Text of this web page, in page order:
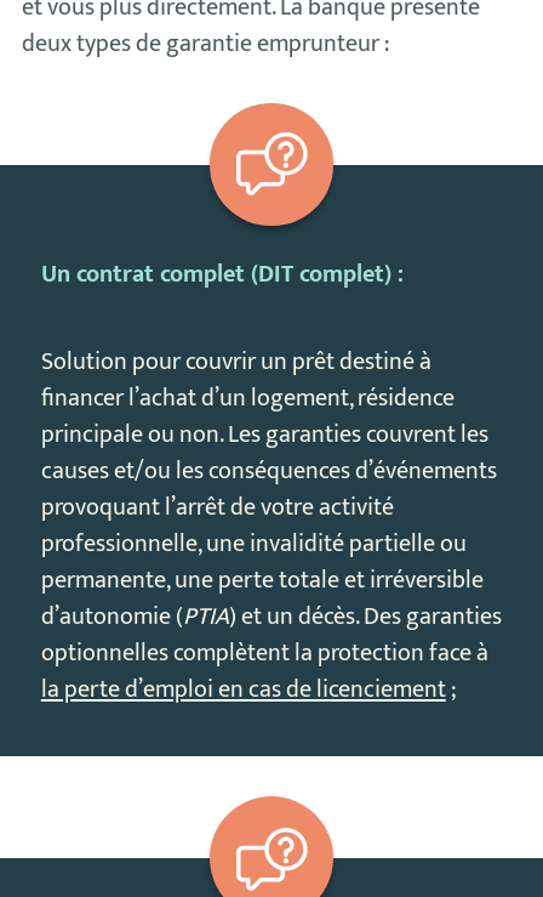
deux types de garantie emprunteur :
Un contrat complet (DIT complet) :
Solution pour couvrir un prêt destiné à
financer l’achat d’un logement, résidence
principale ou non. Les garanties couvrent les
causes et/ou les conséquences d’événements
provoquant l’arrêt de votre activité
professionnelle, une invalidité partielle ou
permanente, une perte totale et irréversible
d’autonomie (PTIA) et un décès. Des garanties
optionnelles complètent la protection face à
la perte d’emploi en cas de licenciement;